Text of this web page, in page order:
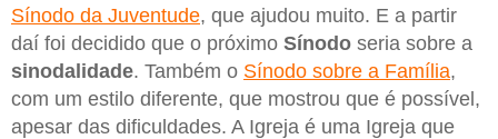
Sínodo da Juventude, que ajudou muito. E a partir
daí foi decidido que o próximo Sínodo seria sobre a
sinodalidade. Também o Sínodo sobre a Família,
com um estilo diferente, que mostrou que é possível,
apesar das dificuldades. A Igreja é uma Igreja que